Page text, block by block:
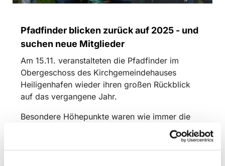
Pfadfinder blicken zurück auf 2025 - und
suchen neue Mitglieder
Am 15.11. veranstalteten die Pfadfinder im
Obergeschoss des Kirchgemeindehauses
Heiligenhafen wieder ihren großen Rückblick
auf das vergangene Jahr.
Besondere Höhepunkte waren wie immer die
Großzerlang in Brandenburg, die jeweils mit